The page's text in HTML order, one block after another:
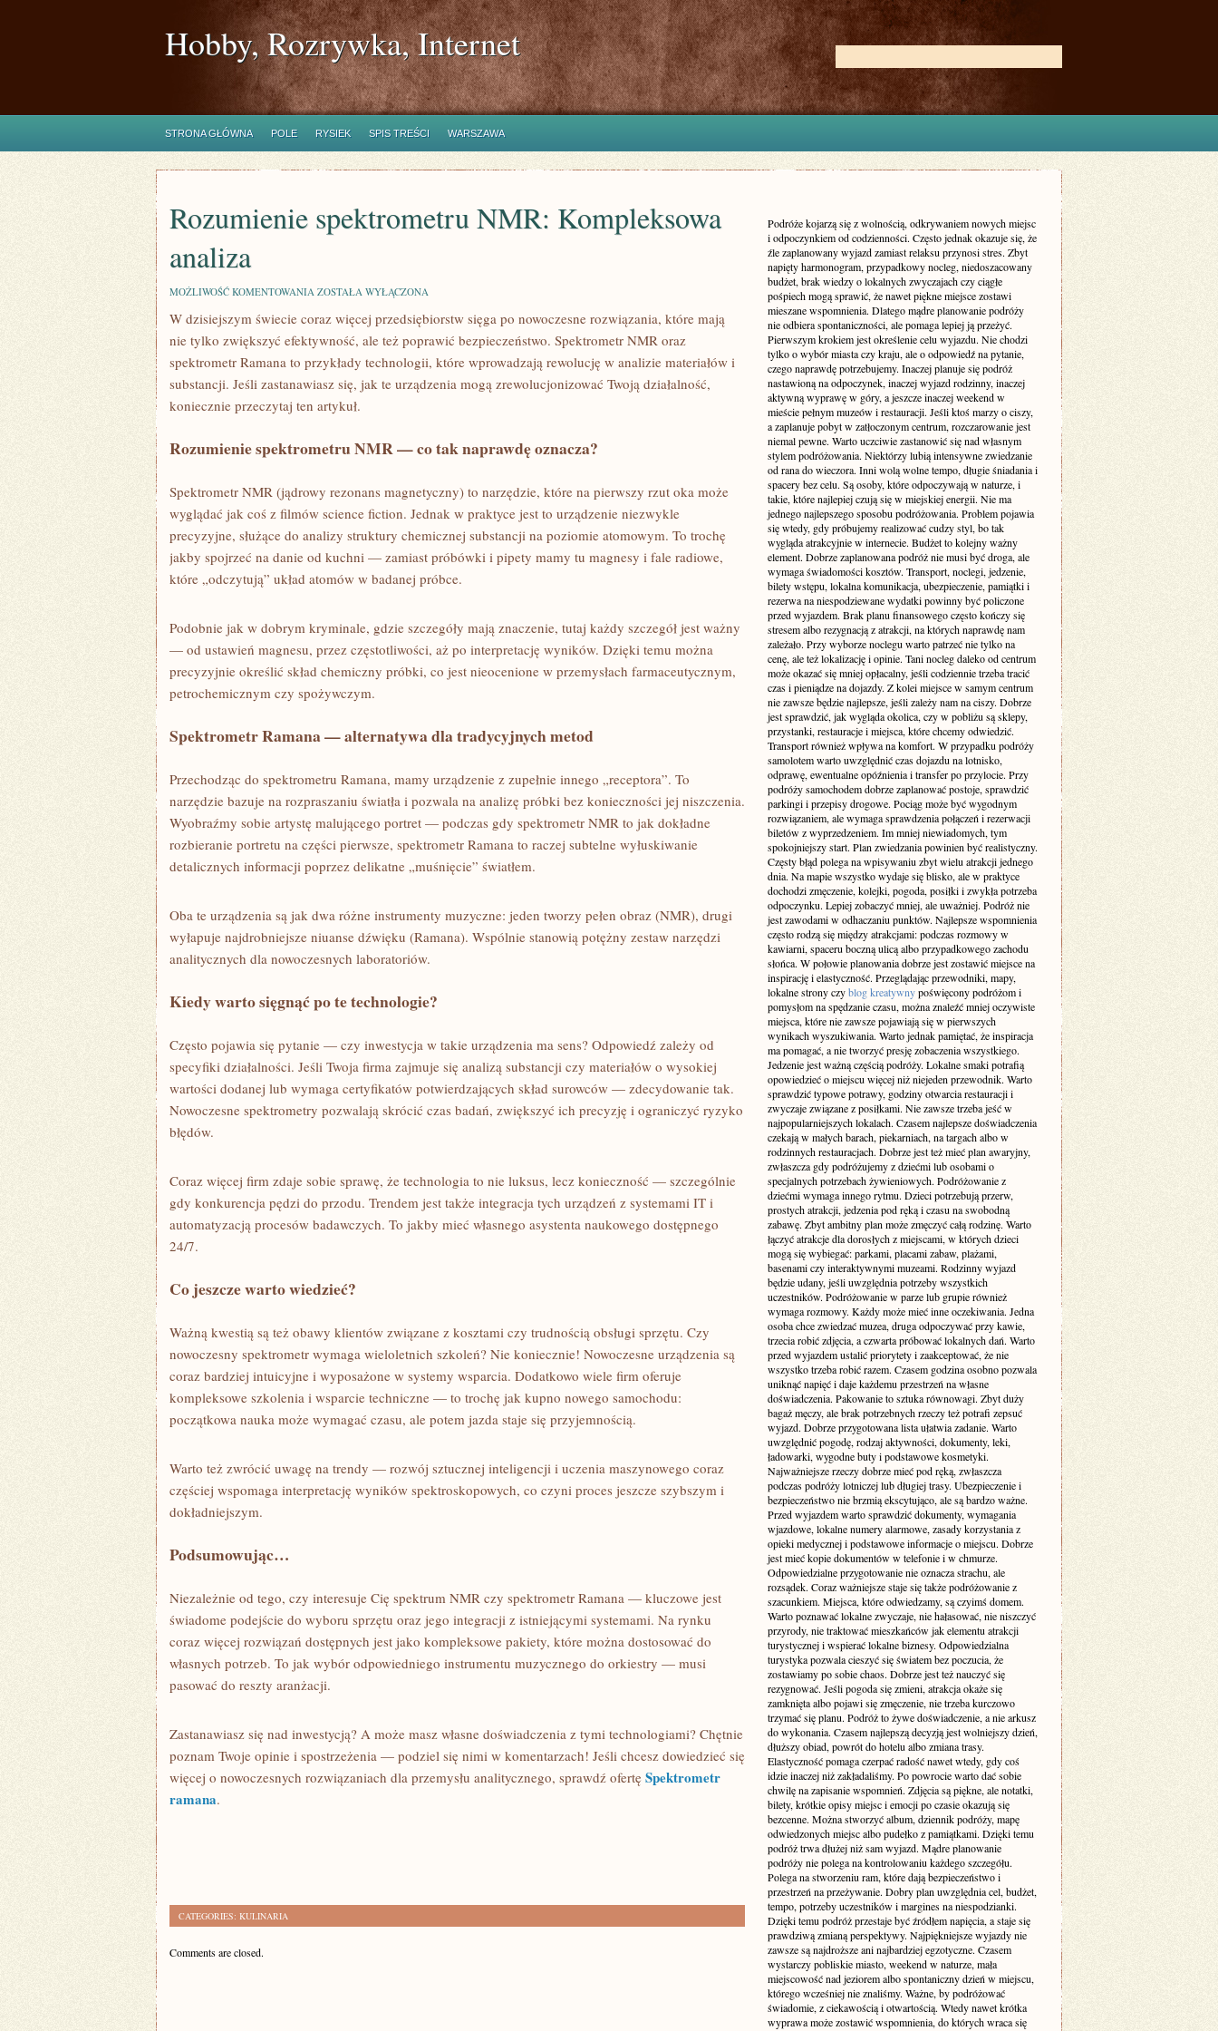
Hobby, Rozrywka, Internet
STRONA GŁÓWNA POLE RYSIEK SPIS TREŚCI WARSZAWA
Rozumienie spektrometru NMR: Kompleksowa
analiza
MOŻLIWOŚĆ KOMENTOWANIA ROZUMIENIE
NMR:
KOMPLEKSOWA
ANALIZA
ZOSTAŁA WYŁĄCZONA
W dzisiejszym świecie coraz więcej przedsiębiorstw sięga po nowoczesne rozwiązania, które mają
nie tylko zwiększyć efektywność, ale też poprawić bezpieczeństwo. Spektrometr NMR oraz
spektrometr Ramana to przykłady technologii, które wprowadzają rewolucję w analizie materiałów i
substancji. Jeśli zastanawiasz się, jak te urządzenia mogą zrewolucjonizować Twoją działalność,
koniecznie przeczytaj ten artykuł.
Rozumienie spektrometru NMR — co tak naprawdę oznacza?
Spektrometr NMR (jądrowy rezonans magnetyczny) to narzędzie, które na pierwszy rzut oka może
wyglądać jak coś z filmów science fiction. Jednak w praktyce jest to urządzenie niezwykle
precyzyjne, służące do analizy struktury chemicznej substancji na poziomie atomowym. To trochę
jakby spojrzeć na danie od kuchni — zamiast próbówki i pipety mamy tu magnesy i fale radiowe,
które „odczytują” układ atomów w badanej próbce.
Podobnie jak w dobrym kryminale, gdzie szczegóły mają znaczenie, tutaj każdy szczegół jest ważny
— od ustawień magnesu, przez częstotliwości, aż po interpretację wyników. Dzięki temu można
precyzyjnie określić skład chemiczny próbki, co jest nieocenione w przemysłach farmaceutycznym,
petrochemicznym czy spożywczym.
Spektrometr Ramana — alternatywa dla tradycyjnych metod
Przechodząc do spektrometru Ramana, mamy urządzenie z zupełnie innego „receptora”. To
narzędzie bazuje na rozpraszaniu światła i pozwala na analizę próbki bez konieczności jej niszczenia.
Wyobraźmy sobie artystę malującego portret — podczas gdy spektrometr NMR to jak dokładne
rozbieranie portretu na części pierwsze, spektrometr Ramana to raczej subtelne wyłuskiwanie
detalicznych informacji poprzez delikatne „muśnięcie” światłem.
Oba te urządzenia są jak dwa różne instrumenty muzyczne: jeden tworzy pełen obraz (NMR), drugi
wyłapuje najdrobniejsze niuanse dźwięku (Ramana). Wspólnie stanowią potężny zestaw narzędzi
analitycznych dla nowoczesnych laboratoriów.
Kiedy warto sięgnąć po te technologie?
Często pojawia się pytanie — czy inwestycja w takie urządzenia ma sens? Odpowiedź zależy od
specyfiki działalności. Jeśli Twoja firma zajmuje się analizą substancji czy materiałów o wysokiej
wartości dodanej lub wymaga certyfikatów potwierdzających skład surowców — zdecydowanie tak.
Nowoczesne spektrometry pozwalają skrócić czas badań, zwiększyć ich precyzję i ograniczyć ryzyko
błędów.
Coraz więcej firm zdaje sobie sprawę, że technologia to nie luksus, lecz konieczność — szczególnie
gdy konkurencja pędzi do przodu. Trendem jest także integracja tych urządzeń z systemami IT i
automatyzacją procesów badawczych. To jakby mieć własnego asystenta naukowego dostępnego
24/7.
Co jeszcze warto wiedzieć?
Ważną kwestią są też obawy klientów związane z kosztami czy trudnością obsługi sprzętu. Czy
nowoczesny spektrometr wymaga wieloletnich szkoleń? Nie koniecznie! Nowoczesne urządzenia są
coraz bardziej intuicyjne i wyposażone w systemy wsparcia. Dodatkowo wiele firm oferuje
kompleksowe szkolenia i wsparcie techniczne — to trochę jak kupno nowego samochodu:
początkowa nauka może wymagać czasu, ale potem jazda staje się przyjemnością.
Warto też zwrócić uwagę na trendy — rozwój sztucznej inteligencji i uczenia maszynowego coraz
częściej wspomaga interpretację wyników spektroskopowych, co czyni proces jeszcze szybszym i
dokładniejszym.
Podsumowując…
Niezależnie od tego, czy interesuje Cię spektrum NMR czy spektrometr Ramana — kluczowe jest
świadome podejście do wyboru sprzętu oraz jego integracji z istniejącymi systemami. Na rynku
coraz więcej rozwiązań dostępnych jest jako kompleksowe pakiety, które można dostosować do
własnych potrzeb. To jak wybór odpowiedniego instrumentu muzycznego do orkiestry — musi
pasować do reszty aranżacji.
Zastanawiasz się nad inwestycją? A może masz własne doświadczenia z tymi technologiami? Chętnie
poznam Twoje opinie i spostrzeżenia — podziel się nimi w komentarzach! Jeśli chcesz dowiedzieć się
więcej o nowoczesnych rozwiązaniach dla przemysłu analitycznego, sprawdź ofertę Spektrometr
ramana.
CATEGORIES: KULINARIA
Comments are closed.
Podróże kojarzą się z wolnością, odkrywaniem nowych miejsc
i odpoczynkiem od codzienności. Często jednak okazuje się, że
źle zaplanowany wyjazd zamiast relaksu przynosi stres. Zbyt
napięty harmonogram, przypadkowy nocleg, niedoszacowany
budżet, brak wiedzy o lokalnych zwyczajach czy ciągłe
pośpiech mogą sprawić, że nawet piękne miejsce zostawi
mieszane wspomnienia. Dlatego mądre planowanie podróży
nie odbiera spontaniczności, ale pomaga lepiej ją przeżyć.
Pierwszym krokiem jest określenie celu wyjazdu. Nie chodzi
tylko o wybór miasta czy kraju, ale o odpowiedź na pytanie,
czego naprawdę potrzebujemy. Inaczej planuje się podróż
nastawioną na odpoczynek, inaczej wyjazd rodzinny, inaczej
aktywną wyprawę w góry, a jeszcze inaczej weekend w
mieście pełnym muzeów i restauracji. Jeśli ktoś marzy o ciszy,
a zaplanuje pobyt w zatłoczonym centrum, rozczarowanie jest
niemal pewne. Warto uczciwie zastanowić się nad własnym
stylem podróżowania. Niektórzy lubią intensywne zwiedzanie
od rana do wieczora. Inni wolą wolne tempo, długie śniadania i
spacery bez celu. Są osoby, które odpoczywają w naturze, i
takie, które najlepiej czują się w miejskiej energii. Nie ma
jednego najlepszego sposobu podróżowania. Problem pojawia
się wtedy, gdy próbujemy realizować cudzy styl, bo tak
wygląda atrakcyjnie w internecie. Budżet to kolejny ważny
element. Dobrze zaplanowana podróż nie musi być droga, ale
wymaga świadomości kosztów. Transport, noclegi, jedzenie,
bilety wstępu, lokalna komunikacja, ubezpieczenie, pamiątki i
rezerwa na niespodziewane wydatki powinny być policzone
przed wyjazdem. Brak planu finansowego często kończy się
stresem albo rezygnacją z atrakcji, na których naprawdę nam
zależało. Przy wyborze noclegu warto patrzeć nie tylko na
cenę, ale też lokalizację i opinie. Tani nocleg daleko od centrum
może okazać się mniej opłacalny, jeśli codziennie trzeba tracić
czas i pieniądze na dojazdy. Z kolei miejsce w samym centrum
nie zawsze będzie najlepsze, jeśli zależy nam na ciszy. Dobrze
jest sprawdzić, jak wygląda okolica, czy w pobliżu są sklepy,
przystanki, restauracje i miejsca, które chcemy odwiedzić.
Transport również wpływa na komfort. W przypadku podróży
samolotem warto uwzględnić czas dojazdu na lotnisko,
odprawę, ewentualne opóźnienia i transfer po przylocie. Przy
podróży samochodem dobrze zaplanować postoje, sprawdzić
parkingi i przepisy drogowe. Pociąg może być wygodnym
rozwiązaniem, ale wymaga sprawdzenia połączeń i rezerwacji
biletów z wyprzedzeniem. Im mniej niewiadomych, tym
spokojniejszy start. Plan zwiedzania powinien być realistyczny.
Częsty błąd polega na wpisywaniu zbyt wielu atrakcji jednego
dnia. Na mapie wszystko wydaje się blisko, ale w praktyce
dochodzi zmęczenie, kolejki, pogoda, posiłki i zwykła potrzeba
odpoczynku. Lepiej zobaczyć mniej, ale uważniej. Podróż nie
jest zawodami w odhaczaniu punktów. Najlepsze wspomnienia
często rodzą się między atrakcjami: podczas rozmowy w
kawiarni, spaceru boczną ulicą albo przypadkowego zachodu
słońca. W połowie planowania dobrze jest zostawić miejsce na
inspirację i elastyczność. Przeglądając przewodniki, mapy,
lokalne strony czyblog kreatywnypoświęcony podróżom i
pomysłom na spędzanie czasu, można znaleźć mniej oczywiste
miejsca, które nie zawsze pojawiają się w pierwszych
wynikach wyszukiwania. Warto jednak pamiętać, że inspiracja
ma pomagać, a nie tworzyć presję zobaczenia wszystkiego.
Jedzenie jest ważną częścią podróży. Lokalne smaki potrafią
opowiedzieć o miejscu więcej niż niejeden przewodnik. Warto
sprawdzić typowe potrawy, godziny otwarcia restauracji i
zwyczaje związane z posiłkami. Nie zawsze trzeba jeść w
najpopularniejszych lokalach. Czasem najlepsze doświadczenia
czekają w małych barach, piekarniach, na targach albo w
rodzinnych restauracjach. Dobrze jest też mieć plan awaryjny,
zwłaszcza gdy podróżujemy z dziećmi lub osobami o
specjalnych potrzebach żywieniowych. Podróżowanie z
dziećmi wymaga innego rytmu. Dzieci potrzebują przerw,
prostych atrakcji, jedzenia pod ręką i czasu na swobodną
zabawę. Zbyt ambitny plan może zmęczyć całą rodzinę. Warto
łączyć atrakcje dla dorosłych z miejscami, w których dzieci
mogą się wybiegać: parkami, placami zabaw, plażami,
basenami czy interaktywnymi muzeami. Rodzinny wyjazd
będzie udany, jeśli uwzględnia potrzeby wszystkich
uczestników. Podróżowanie w parze lub grupie również
wymaga rozmowy. Każdy może mieć inne oczekiwania. Jedna
osoba chce zwiedzać muzea, druga odpoczywać przy kawie,
trzecia robić zdjęcia, a czwarta próbować lokalnych dań. Warto
przed wyjazdem ustalić priorytety i zaakceptować, że nie
wszystko trzeba robić razem. Czasem godzina osobno pozwala
uniknąć napięć i daje każdemu przestrzeń na własne
doświadczenia. Pakowanie to sztuka równowagi. Zbyt duży
bagaż męczy, ale brak potrzebnych rzeczy też potrafi zepsuć
wyjazd. Dobrze przygotowana lista ułatwia zadanie. Warto
uwzględnić pogodę, rodzaj aktywności, dokumenty, leki,
ładowarki, wygodne buty i podstawowe kosmetyki.
Najważniejsze rzeczy dobrze mieć pod ręką, zwłaszcza
podczas podróży lotniczej lub długiej trasy. Ubezpieczenie i
bezpieczeństwo nie brzmią ekscytująco, ale są bardzo ważne.
Przed wyjazdem warto sprawdzić dokumenty, wymagania
wjazdowe, lokalne numery alarmowe, zasady korzystania z
opieki medycznej i podstawowe informacje o miejscu. Dobrze
jest mieć kopie dokumentów w telefonie i w chmurze.
Odpowiedzialne przygotowanie nie oznacza strachu, ale
rozsądek. Coraz ważniejsze staje się także podróżowanie z
szacunkiem. Miejsca, które odwiedzamy, są czyimś domem.
Warto poznawać lokalne zwyczaje, nie hałasować, nie niszczyć
przyrody, nie traktować mieszkańców jak elementu atrakcji
turystycznej i wspierać lokalne biznesy. Odpowiedzialna
turystyka pozwala cieszyć się światem bez poczucia, że
zostawiamy po sobie chaos. Dobrze jest też nauczyć się
rezygnować. Jeśli pogoda się zmieni, atrakcja okaże się
zamknięta albo pojawi się zmęczenie, nie trzeba kurczowo
trzymać się planu. Podróż to żywe doświadczenie, a nie arkusz
do wykonania. Czasem najlepszą decyzją jest wolniejszy dzień,
dłuższy obiad, powrót do hotelu albo zmiana trasy.
Elastyczność pomaga czerpać radość nawet wtedy, gdy coś
idzie inaczej niż zakładaliśmy. Po powrocie warto dać sobie
chwilę na zapisanie wspomnień. Zdjęcia są piękne, ale notatki,
bilety, krótkie opisy miejsc i emocji po czasie okazują się
bezcenne. Można stworzyć album, dziennik podróży, mapę
odwiedzonych miejsc albo pudełko z pamiątkami. Dzięki temu
podróż trwa dłużej niż sam wyjazd. Mądre planowanie
podróży nie polega na kontrolowaniu każdego szczegółu.
Polega na stworzeniu ram, które dają bezpieczeństwo i
przestrzeń na przeżywanie. Dobry plan uwzględnia cel, budżet,
tempo, potrzeby uczestników i margines na niespodzianki.
Dzięki temu podróż przestaje być źródłem napięcia, a staje się
prawdziwą zmianą perspektywy. Najpiękniejsze wyjazdy nie
zawsze są najdroższe ani najbardziej egzotyczne. Czasem
wystarczy pobliskie miasto, weekend w naturze, mała
miejscowość nad jeziorem albo spontaniczny dzień w miejscu,
którego wcześniej nie znaliśmy. Ważne, by podróżować
świadomie, z ciekawością i otwartością. Wtedy nawet krótka
wyprawa może zostawić wspomnienia, do których wraca się